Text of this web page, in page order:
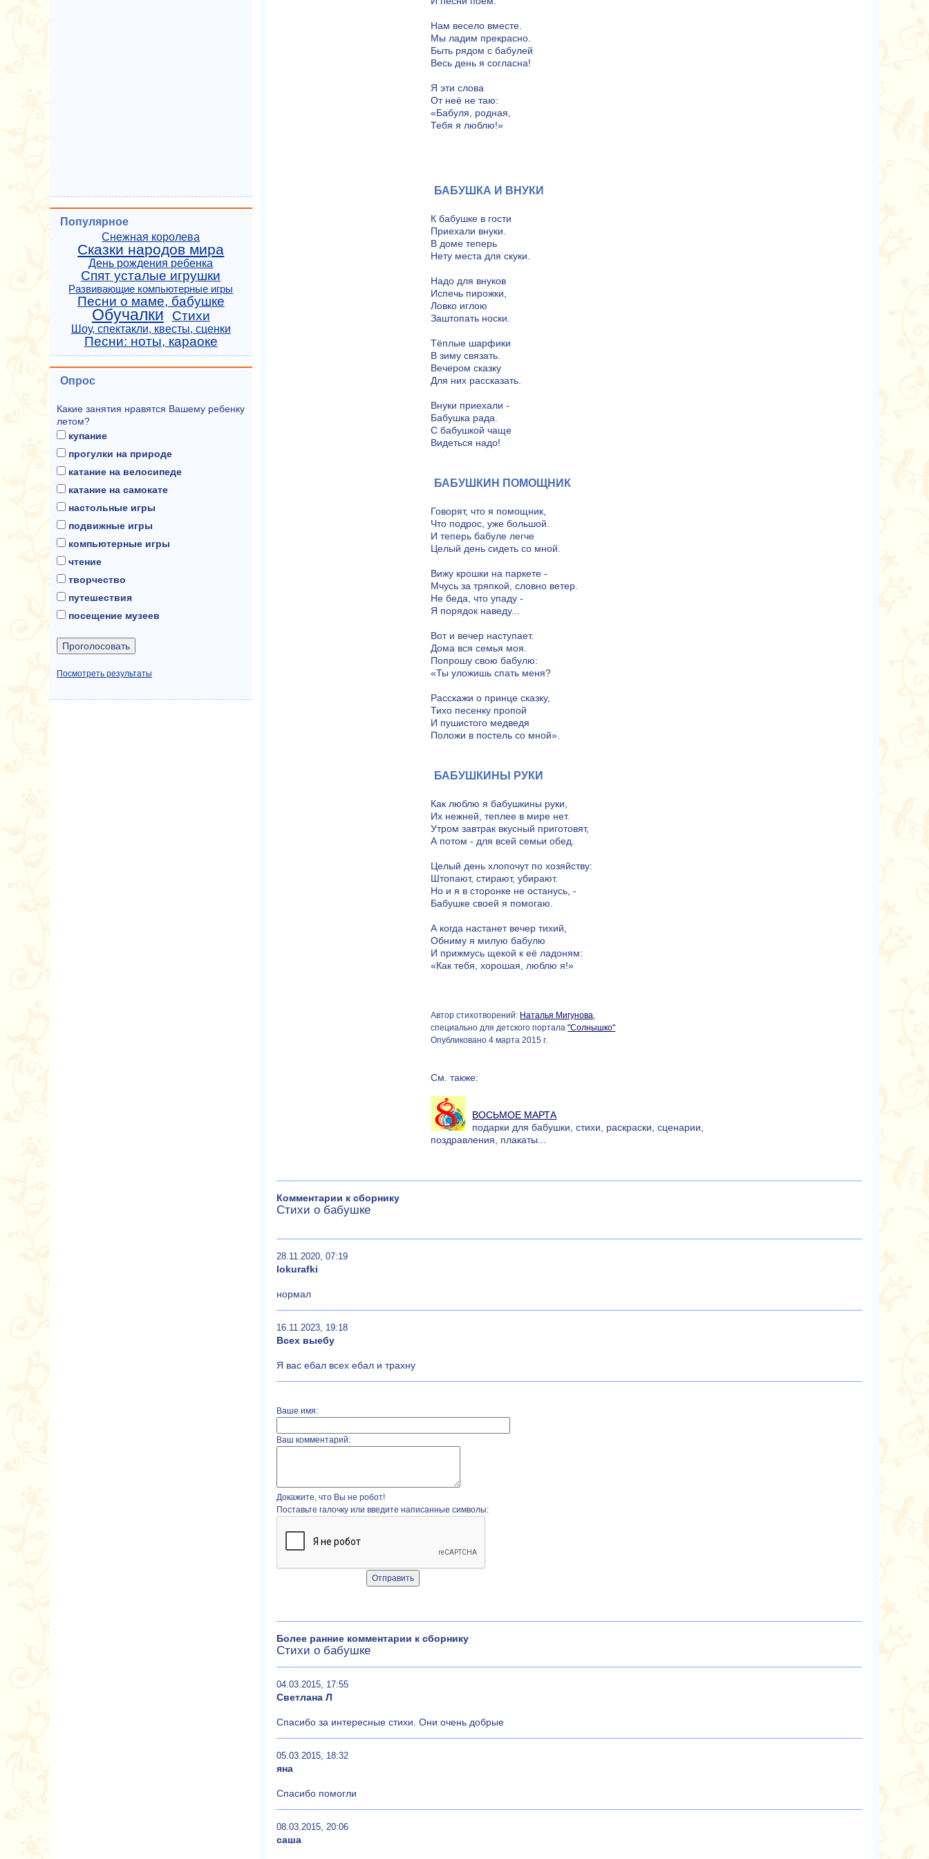
Нам весело вместе.
Мы ладим прекрасно.
Быть рядом с бабулей
Весь день я согласна!
Я эти слова
От неё не таю:
«Бабуля, родная,
Тебя я люблю!»
БАБУШКА И ВНУКИ
К бабушке в гости
Приехали внуки.
В доме теперь
Нету места для скуки.
Надо для внуков
Испечь пирожки,
Ловко иглою
Заштопать носки.
Тёплые шарфики
В зиму связать.
Вечером сказку
Для них рассказать.
Внуки приехали -
Бабушка рада.
С бабушкой чаще
Видеться надо!
БАБУШКИН ПОМОЩНИК
Говорят, что я помощник,
Что подрос, уже большой.
И теперь бабуле легче
Целый день сидеть со мной.
Вижу крошки на паркете -
Мчусь за тряпкой, словно ветер.
Не беда, что упаду -
Я порядок наведу...
Вот и вечер наступает.
Дома вся семья моя.
Попрошу свою бабулю:
«Ты уложишь спать меня?
Расскажи о принце сказку,
Тихо песенку пропой
И пушистого медведя
Положи в постель со мной».
БАБУШКИНЫ РУКИ
Как люблю я бабушкины руки,
Их нежней, теплее в мире нет.
Утром завтрак вкусный приготовят,
А потом - для всей семьи обед.
Целый день хлопочут по хозяйству:
Штопают, стирают, убирают.
Но и я в сторонке не останусь, -
Бабушке своей я помогаю.
А когда настанет вечер тихий,
Обниму я милую бабулю
И прижмусь щекой к её ладоням:
«Как тебя, хорошая, люблю я!»
Автор стихотворений: Наталья Мигунова,
специально для детского портала"Солнышко"
Опубликовано 4 марта 2015 г.
См. также:
ВОСЬМОЕ МАРТА
подарки для бабушки, стихи, раскраски, сценарии,
поздравления, плакаты...
Комментарии к сборнику
Стихи о бабушке
28.11.2020, 07:19
lokurafki
нормал
16.11.2023, 19:18
Всех выебу
Я вас ебал всех ебал и трахну
Ваше имя:
Ваш комментарий:
Докажите, что Вы не робот!
Поставьте галочку или введите написанные символы:
Более ранние комментарии к сборнику
Стихи о бабушке
04.03.2015, 17:55
Светлана Л
Спасибо за интересные стихи. Они очень добрые
05.03.2015, 18:32
яна
Спасибо помогли
08.03.2015, 20:06
саша
Популярное
Снежная королева
Сказки народов мира
День рождения ребенка
Спят усталые игрушки
Развивающие компьютерные игры
Песни о маме, бабушке
Обучалки Стихи
Шоу, спектакли, квесты, сценки
Песни: ноты, караоке
Опрос
Какие занятия нравятся Вашему ребенку
летом?
купание
прогулки на природе
катание на велосипеде
катание на самокате
настольные игры
подвижные игры
компьютерные игры
чтение
творчество
путешествия
посещение музеев
Посмотреть результаты